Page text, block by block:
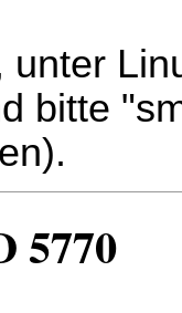
unter
bitte
5770